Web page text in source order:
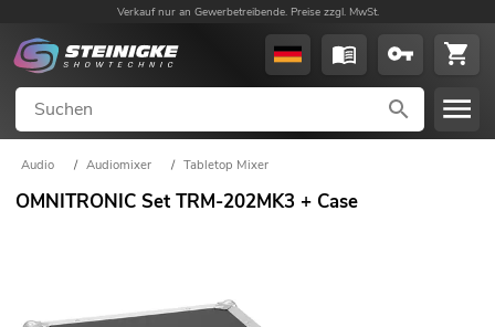
Verkauf nur an Gewerbetreibende. Preise zzgl. MwSt.
Audio / Audiomixer / Tabletop Mixer
OMNITRONIC Set TRM-202MK3 + Case